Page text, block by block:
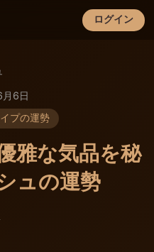
ログイン
×
6日
プの運勢
雅な気品を秘
ュの運勢